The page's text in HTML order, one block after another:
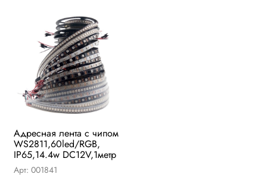
Адресная лента с чипом
WS2811,60led/RGB,
IP65,14.4w DC12V,1метр
Арт: 001841